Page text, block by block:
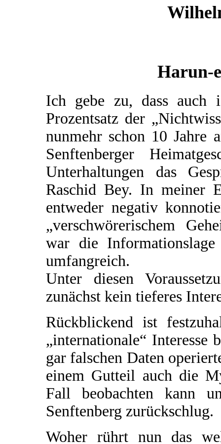
Harun-
Ich gebe zu, dass auch
Prozentsatz der
nunmehr schon 10 Jahre
Senftenberger
Unterhaltungen das
Raschid Bey. In meiner
entweder negativ
„verschwörerischem
war die
umfangreich.
Unter diesen
zunächst kein tieferes
Rückblickend ist
„internationale“ Interesse
gar falschen Daten
einem Gutteil auch die
Fall beobachten kann
Senftenberg zurückschlug.
Woher rührt nun das